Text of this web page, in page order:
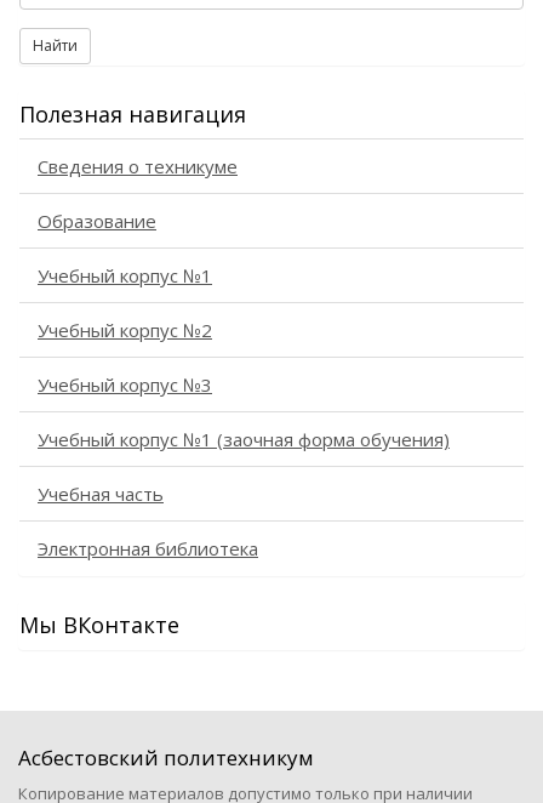
Найти
Полезная навигация
Сведения о техникуме
Образование
Учебный корпус №1
Учебный корпус №2
Учебный корпус №3
Учебный корпус №1 (заочная форма обучения)
Учебная часть
Электронная библиотека
Мы ВКонтакте
Асбестовский политехникум
Копирование материалов допустимо только при наличии